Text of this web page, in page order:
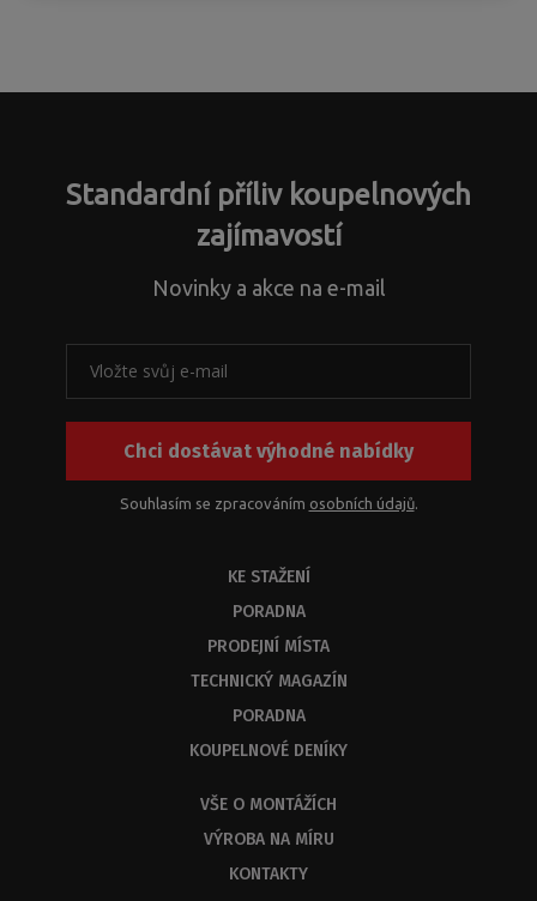
Standardní příliv koupelnových
zajímavostí
Novinky a akce na e-mail
Chci dostávat výhodné nabídky
Souhlasím se zpracováním osobních údajů.
KE STAŽENÍ
PORADNA
PRODEJNÍ MÍSTA
TECHNICKÝ MAGAZÍN
PORADNA
KOUPELNOVÉ DENÍKY
VŠE O MONTÁŽÍCH
VÝROBA NA MÍRU
KONTAKTY